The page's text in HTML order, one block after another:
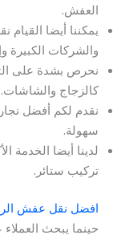
العفش.
يمكننا أيضا
والشركات الكبيرة
نحرص بشدة على
كالزجاج والشاشات.
نقدم لكم أفضل
سهولة.
لدينا أيضا الخدمة
تركيب ستائر.
افضل نقل عفش
حينما يبحث